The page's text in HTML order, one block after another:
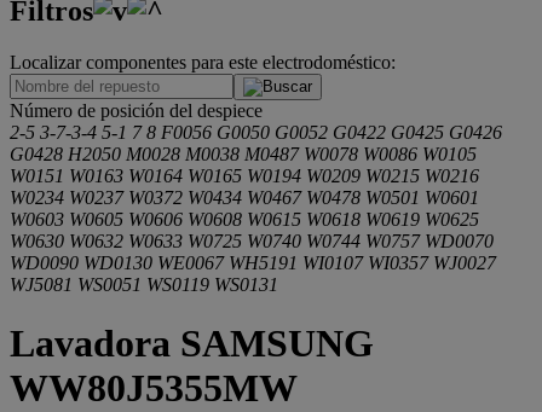
Filtros
Localizar componentes para este electrodoméstico:
Número de posición del despiece
2-5 3-7-3-4 5-1 7 8 F0056 G0050 G0052 G0422 G0425 G0426
G0428 H2050 M0028 M0038 M0487 W0078 W0086 W0105
W0151 W0163 W0164 W0165 W0194 W0209 W0215 W0216
W0234 W0237 W0372 W0434 W0467 W0478 W0501 W0601
W0603 W0605 W0606 W0608 W0615 W0618 W0619 W0625
W0630 W0632 W0633 W0725 W0740 W0744 W0757 WD0070
WD0090 WD0130 WE0067 WH5191 WI0107 WI0357 WJ0027
WJ5081 WS0051 WS0119 WS0131
Lavadora SAMSUNG
WW80J5355MW